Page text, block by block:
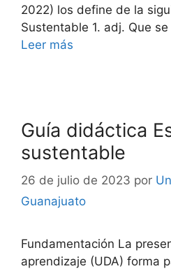
2022) los define de la
Sustentable 1. adj. Que
Leer más
Guía didáctica
sustentable
26 de julio de 2023 por
Guanajuato
Fundamentación La
aprendizaje (UDA) forma